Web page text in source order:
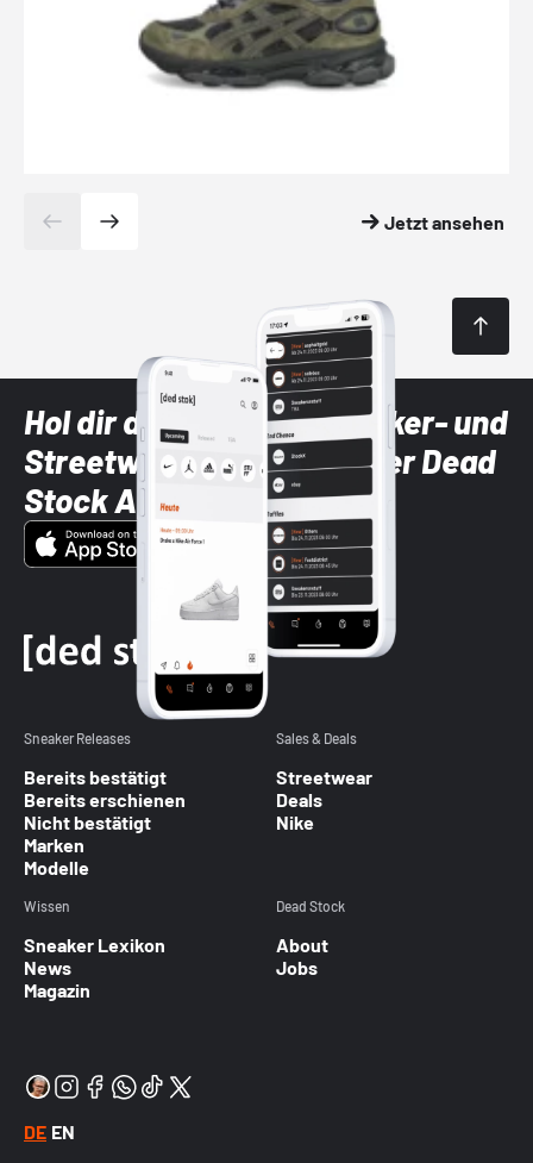
Jetzt ansehen
Hol dir die neuesten Sneaker- und
Streetwear-Brands mit der Dead
Stock App
Sneaker Releases
Bereits bestätigt
Bereits erschienen
Nicht bestätigt
Marken
Modelle
Sales & Deals
Streetwear
Deals
Nike
Wissen
Sneaker Lexikon
News
Magazin
Dead Stock
About
Jobs
DE EN